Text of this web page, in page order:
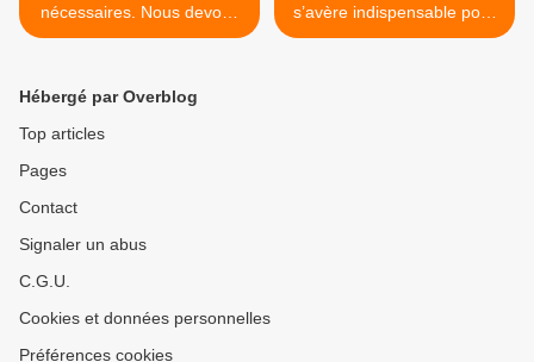
nécessaires. Nous devons
pratiquer les choix d’une vie
s’avère indispensable pour
rejoindre les gens tels qu’ils
Hébergé par Overblog
Top articles
Pages
Contact
Signaler un abus
C.G.U.
Cookies et données personnelles
Préférences cookies